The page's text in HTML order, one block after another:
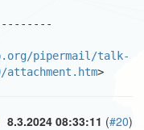
pipermail/talk-
attachment.htm>
8.3.2024 08:33:11 (#20)